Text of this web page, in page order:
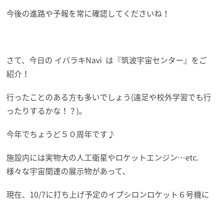
今後の進路や予報を常に確認してくださいね！
さて、今日の イバラキNavi は『筑波宇宙センター』をご
紹介！
行ったことのある方も多いでしょう(遠足や校外学習でも行
ったりするかな！？)。
今年でちょうど５０周年です♪
施設内には実物大の人工衛星やロケットエンジン…etc.
様々な宇宙関連の展示物があって、
現在、10/7に打ち上げ予定のイプシロンロケット６号機に